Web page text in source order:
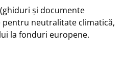
și documente
neutralitate climatică,
la fonduri europene.